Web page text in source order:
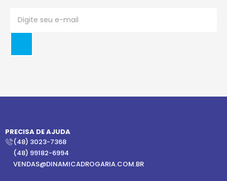
PRECISA DE AJUDA
(48) 3023-7368
(48) 99182-6994
VENDAS@DINAMICADROGARIA.COM.BR